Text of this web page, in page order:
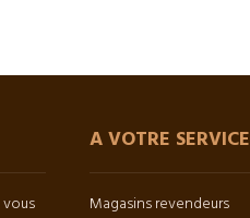
A VOTRE SERVICE
Magasins revendeurs